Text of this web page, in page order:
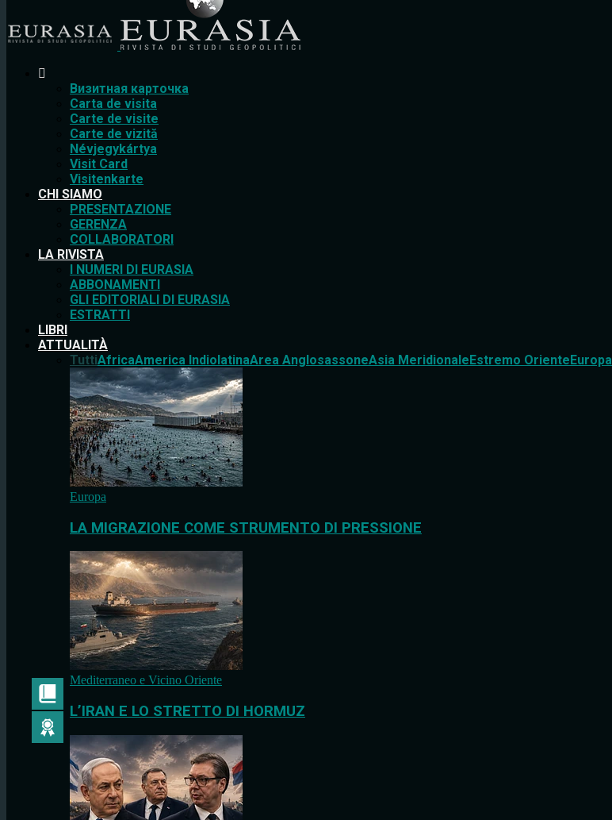
Bизитная карточка
Carta de visita
Carte de visite
Carte de vizită
Névjegykártya
Visit Card
Visitenkarte
CHI SIAMO
PRESENTAZIONE
GERENZA
COLLABORATORI
LA RIVISTA
I NUMERI DI EURASIA
ABBONAMENTI
GLI EDITORIALI DI EURASIA
ESTRATTI
LIBRI
ATTUALITÀ
TuttiAfricaAmerica IndiolatinaArea AnglosassoneAsia MeridionaleEstremo OrienteEuropa
Europa
LA MIGRAZIONE COME STRUMENTO DI PRESSIONE
Mediterraneo e Vicino Oriente
L’IRAN E LO STRETTO DI HORMUZ